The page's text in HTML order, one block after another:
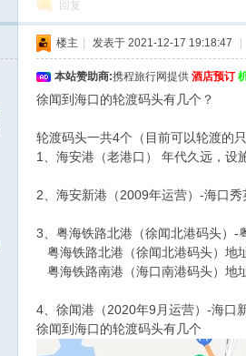
回复
楼主 发表于 2021-12-17 19:18:47
本站赞助商:携程旅行网提供 酒店预订
徐闻到海口的轮渡码头有几个？
轮渡码头一共4个（目前可以轮渡的
1、海安港（老港口） 年代久远，设
2、海安新港（2009年运营）-海口
3、粤海铁路北港（徐闻北港码头）-
粤海铁路北港（徐闻北港码头）
粤海铁路南港（海口南港码头）地
4、徐闻港（2020年9月运营）-海口
徐闻到海口的轮渡码头有几个